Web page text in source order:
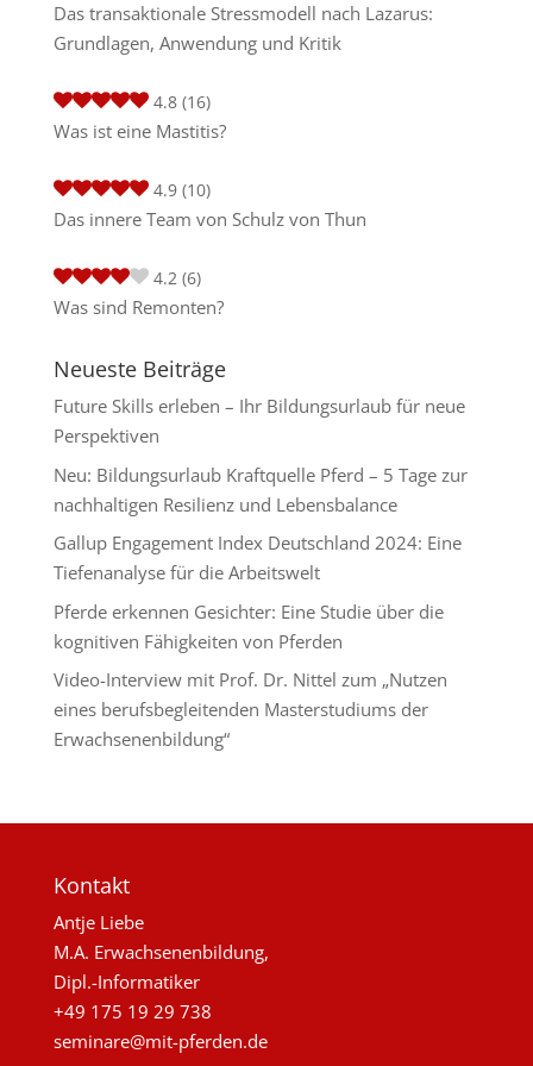
Das transaktionale Stressmodell nach Lazarus:
Grundlagen, Anwendung und Kritik
4.8 (16)
Was ist eine Mastitis?
4.9 (10)
Das innere Team von Schulz von Thun
4.2 (6)
Was sind Remonten?
Neueste Beiträge
Future Skills erleben – Ihr Bildungsurlaub für neue
Perspektiven
Neu: Bildungsurlaub Kraftquelle Pferd – 5 Tage zur
nachhaltigen Resilienz und Lebensbalance
Gallup Engagement Index Deutschland 2024: Eine
Tiefenanalyse für die Arbeitswelt
Pferde erkennen Gesichter: Eine Studie über die
kognitiven Fähigkeiten von Pferden
Video-Interview mit Prof. Dr. Nittel zum „Nutzen
eines berufsbegleitenden Masterstudiums der
Erwachsenenbildung“
Kontakt
Antje Liebe
M.A. Erwachsenenbildung,
Dipl.-Informatiker
+49 175 19 29 738
seminare@mit-pferden.de